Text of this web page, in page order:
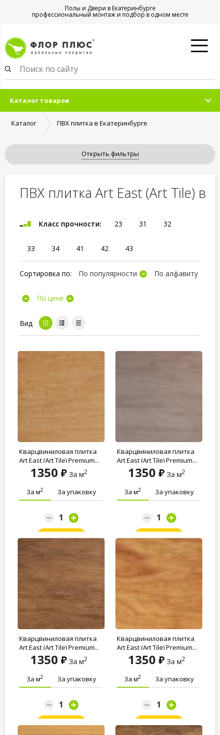
Полы и Двери в Екатеринбурге
профессиональный монтаж и подбор в одном месте
Каталог товаров
Каталог ПВХ плитка в Екатеринбурге
Открыть фильтры
ПВХ плитка Art East (Art Tile) в
Класс прочности: 23 31 32
33 34 41 42 43
Сортировка по: По популярности По алфавиту
По цене
Вид
Кварцвиниловая плитка
Art East (Art Tile) Premium...
1350 За м2
За м2 За упаковку
Кварцвиниловая плитка
Art East (Art Tile) Premium...
1350 За м2
За м2 За упаковку
Кварцвиниловая плитка
Art East (Art Tile) Premium...
1350 За м2
За м2 За упаковку
Кварцвиниловая плитка
Art East (Art Tile) Premium...
1350 За м2
За м2 За упаковку